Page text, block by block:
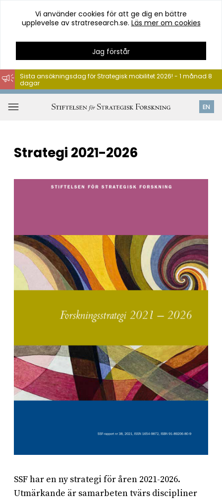
Hoppa
till
innehåll
Vi använder cookies för att ge dig en bättre
upplevelse av stratresearch.se. Läs mer om cookies
Jag förstår
EN
Sista ansökningsdag för Strategisk mobilitet 2026! - 1 månad 8
dagar
Strategi 2021-2026
SSF har en ny strategi för åren 2021-2026.
Utmärkande är samarbeten tvärs discipliner